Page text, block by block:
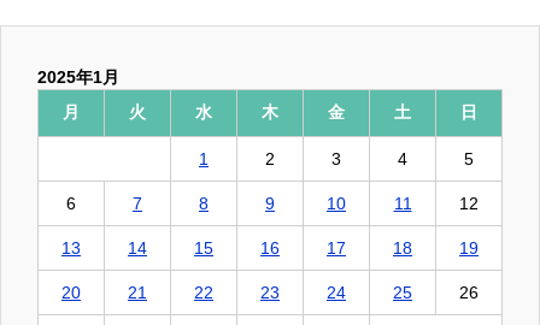
2025年1月
月
火 水 木 金 土 日
1 2 3 4 5
6 7 8 9 10 11 12
13 14 15 16 17 18 19
20 21 22 23 24 25 26